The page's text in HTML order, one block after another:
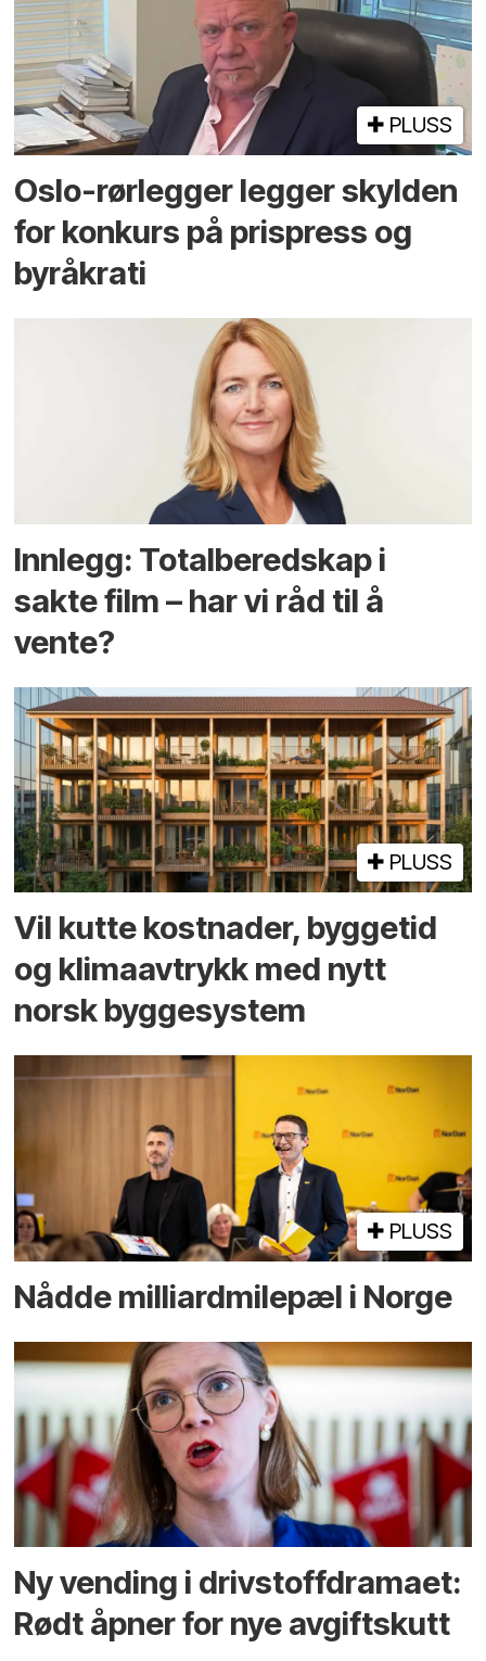
PLUSS
Oslo-rørlegger legger skylden
for konkurs på prispress og
byråkrati
Innlegg: Totalberedskap i
sakte film – har vi råd til å
vente?
PLUSS
Vil kutte kostnader, byggetid
og klima­avtrykk med nytt
norsk bygge­system
PLUSS
Nådde milliard­­milepæl i Norge
Ny vending i drivstoffdramaet:
Rødt åpner for nye avgiftskutt